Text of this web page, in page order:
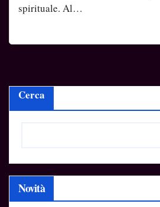
spirituale. Al…
Cerca
Novità